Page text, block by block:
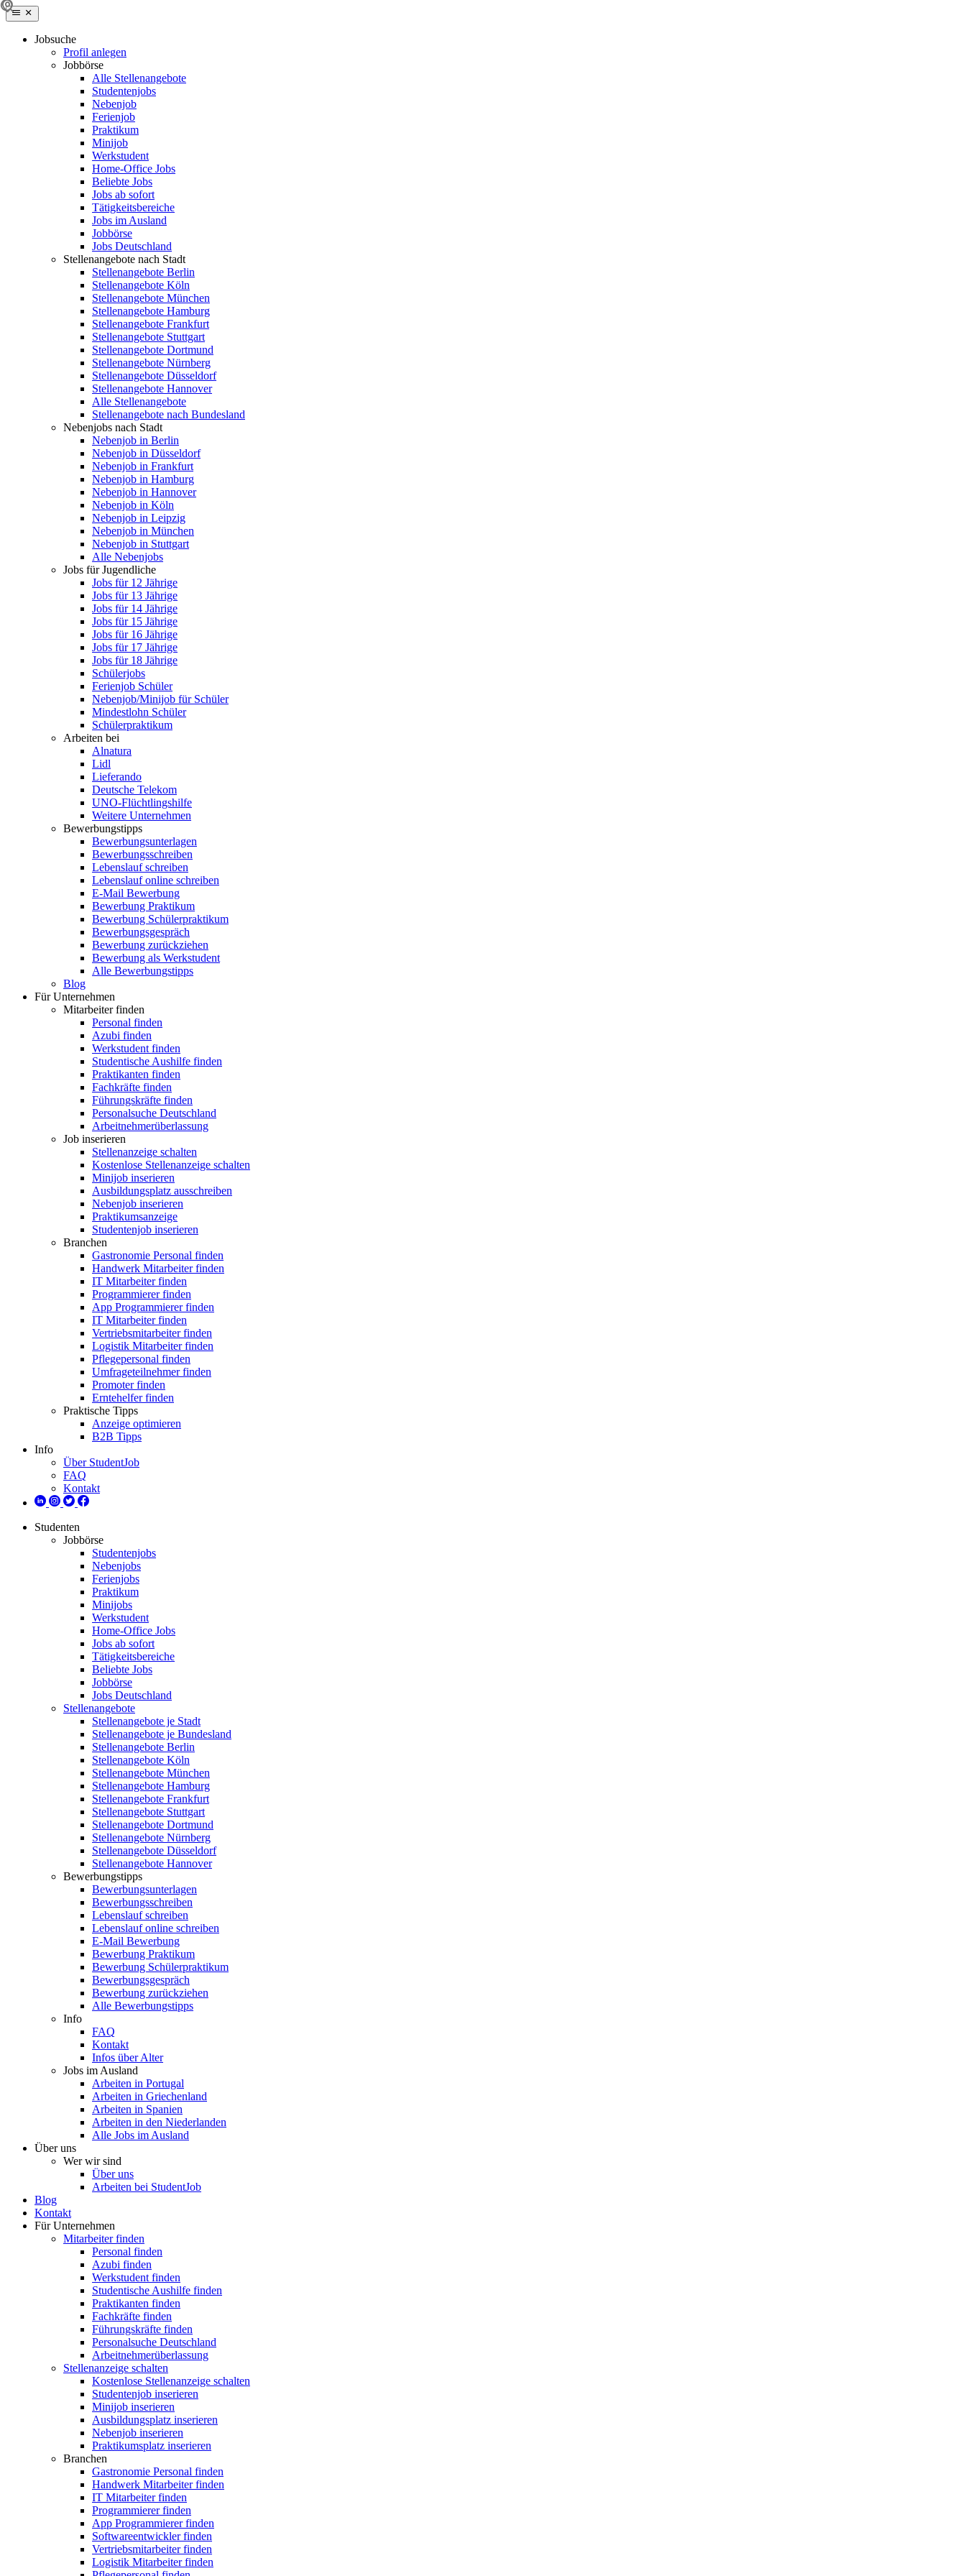
Jobsuche
Profil anlegen
Jobbörse
Alle Stellenangebote
Studentenjobs
Nebenjob
Ferienjob
Praktikum
Minijob
Werkstudent
Home-Office Jobs
Beliebte Jobs
Jobs ab sofort
Tätigkeitsbereiche
Jobs im Ausland
Jobbörse
Jobs Deutschland
Stellenangebote nach Stadt
Stellenangebote Berlin
Stellenangebote Köln
Stellenangebote München
Stellenangebote Hamburg
Stellenangebote Frankfurt
Stellenangebote Stuttgart
Stellenangebote Dortmund
Stellenangebote Nürnberg
Stellenangebote Düsseldorf
Stellenangebote Hannover
Alle Stellenangebote
Stellenangebote nach Bundesland
Nebenjobs nach Stadt
Nebenjob in Berlin
Nebenjob in Düsseldorf
Nebenjob in Frankfurt
Nebenjob in Hamburg
Nebenjob in Hannover
Nebenjob in Köln
Nebenjob in Leipzig
Nebenjob in München
Nebenjob in Stuttgart
Alle Nebenjobs
Jobs für Jugendliche
Jobs für 12 Jährige
Jobs für 13 Jährige
Jobs für 14 Jährige
Jobs für 15 Jährige
Jobs für 16 Jährige
Jobs für 17 Jährige
Jobs für 18 Jährige
Schülerjobs
Ferienjob Schüler
Nebenjob/Minijob für Schüler
Mindestlohn Schüler
Schülerpraktikum
Arbeiten bei
Alnatura
Lidl
Lieferando
Deutsche Telekom
UNO-Flüchtlingshilfe
Weitere Unternehmen
Bewerbungstipps
Bewerbungsunterlagen
Bewerbungsschreiben
Lebenslauf schreiben
Lebenslauf online schreiben
E-Mail Bewerbung
Bewerbung Praktikum
Bewerbung Schülerpraktikum
Bewerbungsgespräch
Bewerbung zurückziehen
Bewerbung als Werkstudent
Alle Bewerbungstipps
Blog
Für Unternehmen
Mitarbeiter finden
Personal finden
Azubi finden
Werkstudent finden
Studentische Aushilfe finden
Praktikanten finden
Fachkräfte finden
Führungskräfte finden
Personalsuche Deutschland
Arbeitnehmerüberlassung
Job inserieren
Stellenanzeige schalten
Kostenlose Stellenanzeige schalten
Minijob inserieren
Ausbildungsplatz ausschreiben
Nebenjob inserieren
Praktikumsanzeige
Studentenjob inserieren
Branchen
Gastronomie Personal finden
Handwerk Mitarbeiter finden
IT Mitarbeiter finden
Programmierer finden
App Programmierer finden
IT Mitarbeiter finden
Vertriebsmitarbeiter finden
Logistik Mitarbeiter finden
Pflegepersonal finden
Umfrageteilnehmer finden
Promoter finden
Erntehelfer finden
Praktische Tipps
Anzeige optimieren
B2B Tipps
Info
Über StudentJob
FAQ
Kontakt
Studenten
Jobbörse
Studentenjobs
Nebenjobs
Ferienjobs
Praktikum
Minijobs
Werkstudent
Home-Office Jobs
Jobs ab sofort
Tätigkeitsbereiche
Beliebte Jobs
Jobbörse
Jobs Deutschland
Stellenangebote
Stellenangebote je Stadt
Stellenangebote je Bundesland
Stellenangebote Berlin
Stellenangebote Köln
Stellenangebote München
Stellenangebote Hamburg
Stellenangebote Frankfurt
Stellenangebote Stuttgart
Stellenangebote Dortmund
Stellenangebote Nürnberg
Stellenangebote Düsseldorf
Stellenangebote Hannover
Bewerbungstipps
Bewerbungsunterlagen
Bewerbungsschreiben
Lebenslauf schreiben
Lebenslauf online schreiben
E-Mail Bewerbung
Bewerbung Praktikum
Bewerbung Schülerpraktikum
Bewerbungsgespräch
Bewerbung zurückziehen
Alle Bewerbungstipps
Info
FAQ
Kontakt
Infos über Alter
Jobs im Ausland
Arbeiten in Portugal
Arbeiten in Griechenland
Arbeiten in Spanien
Arbeiten in den Niederlanden
Alle Jobs im Ausland
Über uns
Wer wir sind
Über uns
Arbeiten bei StudentJob
Blog
Kontakt
Für Unternehmen
Mitarbeiter finden
Personal finden
Azubi finden
Werkstudent finden
Studentische Aushilfe finden
Praktikanten finden
Fachkräfte finden
Führungskräfte finden
Personalsuche Deutschland
Arbeitnehmerüberlassung
Stellenanzeige schalten
Kostenlose Stellenanzeige schalten
Studentenjob inserieren
Minijob inserieren
Ausbildungsplatz inserieren
Nebenjob inserieren
Praktikumsplatz inserieren
Branchen
Gastronomie Personal finden
Handwerk Mitarbeiter finden
IT Mitarbeiter finden
Programmierer finden
App Programmierer finden
Softwareentwickler finden
Vertriebsmitarbeiter finden
Logistik Mitarbeiter finden